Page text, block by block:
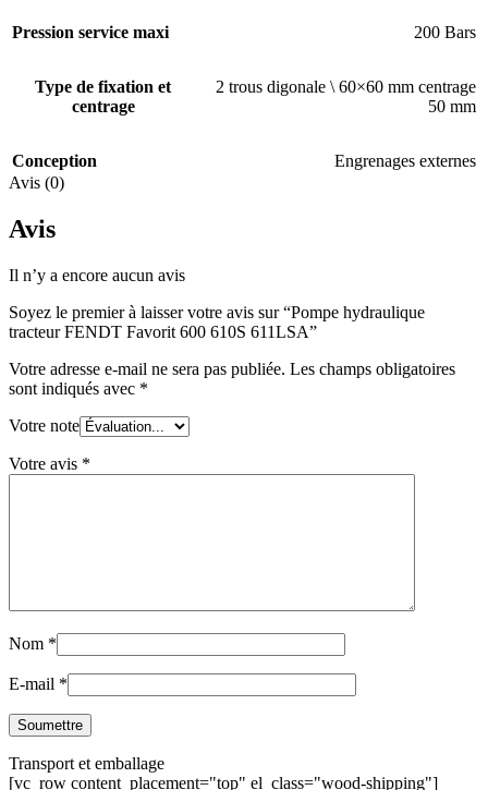
Pression service maxi 200 Bars
Type de fixation et
centrage
2 trous digonale \ 60×60 mm centrage
50 mm
Conception
Engrenages externes
Avis (0)
Avis
Il n’y a encore aucun avis
Soyez le premier à laisser votre avis sur “Pompe hydraulique
tracteur FENDT Favorit 600 610S 611LSA”
Votre adresse e-mail ne sera pas publiée. Les champs obligatoires
sont indiqués avec *
Votre note
Votre avis *
Nom *
E-mail *
Transport et emballage
[vc_row content_placement="top" el_class="wood-shipping"]